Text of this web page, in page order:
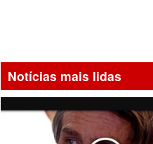
Notícias mais lidas